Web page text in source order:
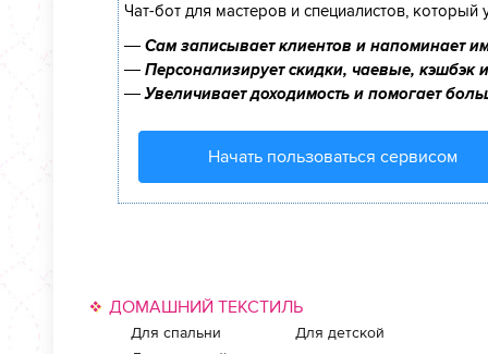
Чат-бот для мастеров и специалистов, который
— Сам записывает клиентов и напоминает
— Персонализирует скидки, чаевые, кэшбэк
—Увеличивает доходимость и помогает
Начать пользоваться сервисом
ДОМАШНИЙ ТЕКСТИЛЬ
Для спальни
Для детской